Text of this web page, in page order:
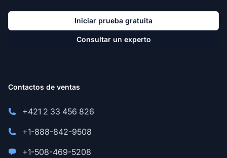
Iniciar prueba gratuita
Consultar un experto
Contactos de ventas
+421 2 33 456 826
+1-888-842-9508
+1-508-469-5208